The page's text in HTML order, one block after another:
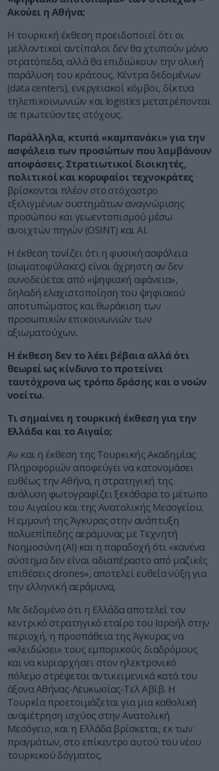
Ακούει η Αθήνα;
Η τουρκική έκθεση προειδοποιεί ότι οι
μελλοντικοί αντίπαλοι δεν θα χτυπούν μόνο
στρατόπεδα, αλλά θα επιδιώκουν την ολική
παράλυση του κράτους. Κέντρα δεδομένων
(data centers), ενεργειακοί κόμβοι, δίκτυα
τηλεπικοινωνιών και logistics μετατρέπονται
σε πρωτεύοντες στόχους.
Παράλληλα, κτυπά «καμπανάκι» για την
ασφάλεια των προσώπων που λαμβάνουν
αποφάσεις. Στρατιωτικοί διοικητές,
πολιτικοί και κορυφαίοι τεχνοκράτες
βρίσκονται πλέον στο στόχαστρο
εξελιγμένων συστημάτων αναγνώρισης
προσώπου και γεωεντοπισμού μέσω
ανοιχτών πηγών (OSINT) και AI.
Η έκθεση τονίζει ότι η φυσική ασφάλεια
(σωματοφύλακες) είναι άχρηστη αν δεν
συνοδεύεται από «ψηφιακή αφάνεια»,
δηλαδή ελαχιστοποίηση του ψηφιακού
αποτυπώματος και θωράκιση των
προσωπικών επικοινωνιών των
αξιωματούχων.
Η έκθεση δεν το λέει βέβαια αλλά ότι
θεωρεί ως κίνδυνο το προτείνει
ταυτόχρονα ως τρόπο δράσης και ο νοών
νοείτω.
Τι σημαίνει η τουρκική έκθεση για την
Ελλάδα και το Αιγαίο;
Αν και η έκθεση της Τουρκικής Ακαδημίας
Πληροφοριών αποφεύγει να κατονομάσει
ευθέως την Αθήνα, η στρατηγική της
ανάλυση φωτογραφίζει ξεκάθαρα το μέτωπο
του Αιγαίου και της Ανατολικής Μεσογείου.
Η εμμονή της Άγκυρας στην ανάπτυξη
πολυεπίπεδης αεράμυνας με Τεχνητή
Νοημοσύνη (AI) και η παραδοχή ότι «κανένα
σύστημα δεν είναι αδιαπέραστο από μαζικές
επιθέσεις drones», αποτελεί ευθεία νύξη για
την ελληνική αεράμυνα,
Με δεδομένο ότι η Ελλάδα αποτελεί τον
κεντρικό στρατηγικό εταίρο του Ισραήλ στην
περιοχή, η προσπάθεια της Άγκυρας να
«κλειδώσει» τους εμπορικούς διαδρόμους
και να κυριαρχήσει στον ηλεκτρονικό
πόλεμο στρέφεται αντικειμενικά κατά του
άξονα Αθήνας-Λευκωσίας-Τελ Αβίβ. Η
Τουρκία προετοιμάζεται για μια καθολική
αναμέτρηση ισχύος στην Ανατολική
Μεσόγειο, και η Ελλάδα βρίσκεται, εκ των
πραγμάτων, στο επίκεντρο αυτού του νέου
τουρκικού δόγματος.